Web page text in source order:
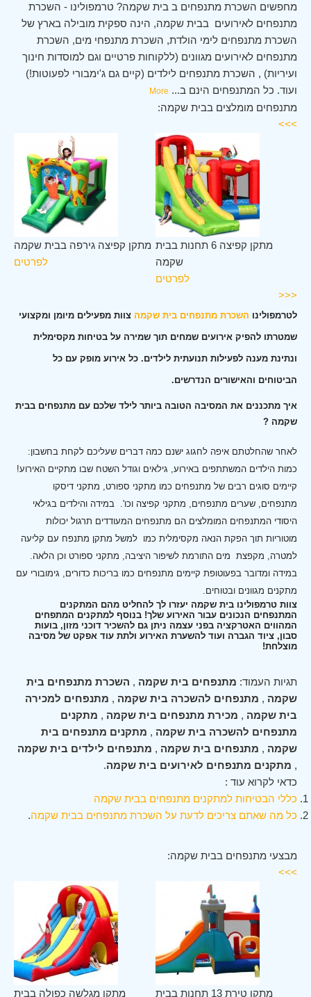
מחפשים השכרת מתנפחים ב בית שקמה? טרמפולינו - השכרת
מתנפחים לאירועים בבית שקמה, הינה ספקית מובילה בארץ של
השכרת מתנפחים לימי הולדת, השכרת מתנפחי מים, השכרת
מתנפחים לאירועים מגוונים (ללקוחות פרטיים וגם למוסדות חינוך
ועיריות) , השכרת מתנפחים לילדים (קיים גם ג'ימבורי לפעוטות!)
ועוד. כל המתנפחים הינם ב...
More
מתנפחים מומלצים בבית שקמה:
>>>
מתקן קפיצה גירפה בבית שקמה
לפרטים
מתקן קפיצה 6 תחנות בבית
שקמה
לפרטים
<<<
לטרמפולינו השכרת מתנפחים בית שקמה צוות מפעילים מיומן ומקצועי
שמטרתו להפיק אירועים שמחים תוך שמירה על בטיחות מקסימלית
ונתינת מענה לפעילות תנועתית לילדים. כל אירוע מופק עם כל
הביטוחים והאישורים הנדרשים.
איך מתכננים את המסיבה הטובה ביותר לילד שלכם עם מתנפחים בבית
שקמה ?
לאחר שהחלטתם איפה לחגוג ישנם כמה דברים שעליכם לקחת בחשבון:
כמות הילדים המשתתפים באירוע, גילאים וגודל השטח שבו מתקיים האירוע!
קיימים סוגים רבים של מתנפחים כמו מתקני ספורט, מתקני דיסקו
מתנפחים, שערים מתנפחים, מתקני קפיצה וכו'. במידה והילדים בגילאי
היסודי המתנפחים המומלצים הם מתנפחים המעודדים תרגול יכולות
מוטוריות תוך הפקת הנאה מקסימלית כמו למשל מתקן מתנפח עם קליעה
למטרה, מקפצת מים התורמת לשיפור היציבה, מתקני ספורט וכן הלאה.
במידה ומדובר בפעוטופת קיימים מתנפחים כמו בריכות כדורים, גימובורי עם
מתקנים מגוונים ובטוחים.
צוות טרמפולינו בית שקמה יעזרו לך להחליט מהם המתקנים
המתנפחים הנכונים עבור האירוע שלך! בנוסף למתקנים המתפחים
המהווים האטרקציה בפני עצמה ניתן גם להשכיר דוכני מזון, בועות
סבון, ציוד הגברה ועוד להשערת האירוע ולתת עוד אפקט של מסיבה
מוצלחת!
תגיות העמוד: מתנפחים בית שקמה , השכרת מתנפחים בית
שקמה , מתנפחים להשכרה בית שקמה , מתנפחים למכירה
בית שקמה , מכירת מתנפחים בית שקמה , מתקנים
מתנפחים להשכרה בית שקמה , מתקנים מתנפחים בית
שקמה , מתנפחים בית שקמה , מתנפחים לילדים בית שקמה
, מתקנים מתנפחים לאירועים בית שקמה.
כדאי לקרוא עוד :
כללי הבטיחות למתקנים מתנפחים בבית שקמה
כל מה שאתם צריכים לדעת על השכרת מתנפחים בבית שקמה.
מבצעי מתנפחים בבית שקמה:
>>>
מתקן מגלשה כפולה בבית
מתקן טירת 13 תחנות בבית